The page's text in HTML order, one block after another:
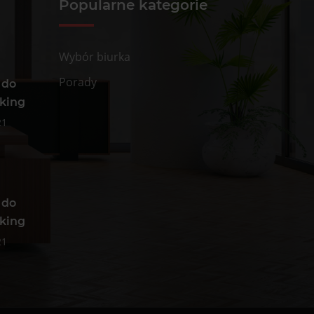
Popularne kategorie
Wybór biurka
Porady